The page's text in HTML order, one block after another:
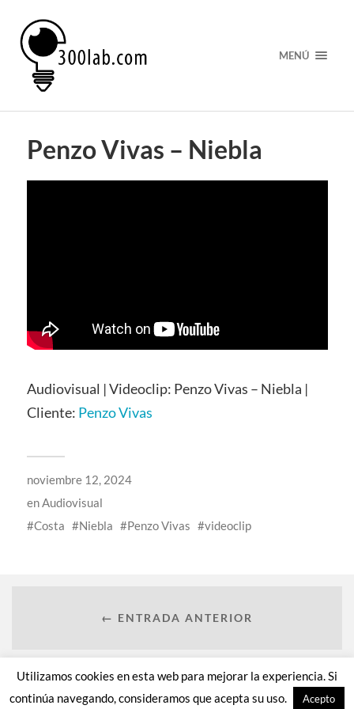
MENÚ
Penzo Vivas – Niebla
Audiovisual | Videoclip: Penzo Vivas – Niebla |
Cliente: Penzo Vivas
noviembre 12, 2024
enAudiovisual
Costa
Niebla Penzo Vivas videoclip
← ENTRADA ANTERIOR
ENTRADA SIGUIENTE →
Utilizamos cookies en esta web para mejorar la experiencia. Si
continúa navegando, consideramos que acepta su uso.
Acepto